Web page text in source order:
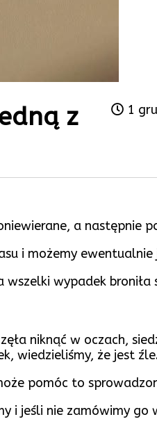
1
z
a następnie
i możemy ewentualnie
wypadek broniła
niknąć w oczach,
wiedzieliśmy, że jest
pomóc to
i jeśli nie zamówimy go